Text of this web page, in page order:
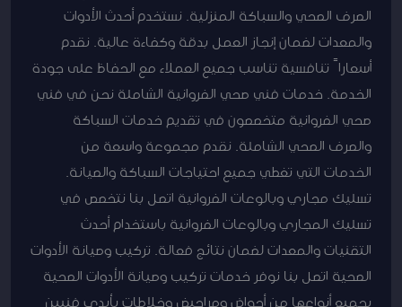
الصرف الصحي والسباكة المنزلية. نستخدم أحدث الأدوات
والمعدات لضمان إنجاز العمل بدقة وكفاءة عالية. نقدم
أسعاراً تنافسية تناسب جميع العملاء مع الحفاظ على جودة
الخدمة. خدمات فني صحي الفروانية الشاملة نحن في فني
صحي الفروانية متخصصون في تقديم خدمات السباكة
والصرف الصحي الشاملة. نقدم مجموعة واسعة من
الخدمات التي تغطي جميع احتياجات السباكة والصيانة.
تسليك مجاري وبالوعات الفروانية اتصل بنا نتخصص في
تسليك المجاري وبالوعات الفروانية باستخدام أحدث
التقنيات والمعدات لضمان نتائج فعالة. تركيب وصيانة الأدوات
الصحية اتصل بنا نوفر خدمات تركيب وصيانة الأدوات الصحية
بجميع أنواعها من أحواض ومراحيض وخلاطات بأيدي فنيين